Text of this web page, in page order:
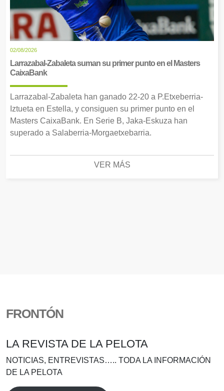
02/08/2026
Larrazabal-Zabaleta suman su primer punto en el Masters
CaixaBank
Larrazabal-Zabaleta han ganado 22-20 a P.Etxeberria-
Iztueta en Estella, y consiguen su primer punto en el
Masters CaixaBank. En Serie B, Jaka-Eskuza han
superado a Salaberria-Morgaetxebarria.
VER MÁS
FRONTÓN
LA REVISTA DE LA PELOTA
NOTICIAS, ENTREVISTAS….. TODA LA INFORMACIÓN
DE LA PELOTA